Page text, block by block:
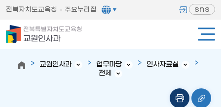
전북자치도교육청 주요누리집 sns
전북특별자치도교육청
교원인사과
교원인사과 업무마당
인사자료실
전체